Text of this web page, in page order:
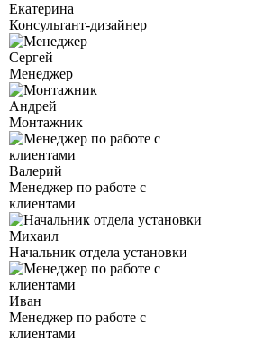
Екатерина
Консультант-дизайнер
Сергей
Менеджер
Андрей
Монтажник
Валерий
Менеджер по работе с
клиентами
Михаил
Начальник отдела установки
Иван
Менеджер по работе с
клиентами